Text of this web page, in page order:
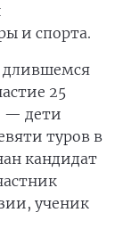
и спорта.
длившемся
25
— дети
туров в
кандидат
ученик